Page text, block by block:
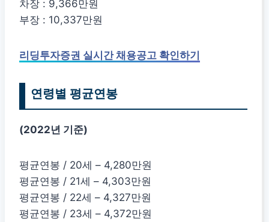
차장 : 9,366만원
부장 : 10,337만원
리딩투자증권 실시간 채용공고 확인하기
연령별 평균연봉
(2022년 기준)
평균연봉 / 20세 – 4,280만원
평균연봉 / 21세 – 4,303만원
평균연봉 / 22세 – 4,327만원
평균연봉 / 23세 – 4,372만원